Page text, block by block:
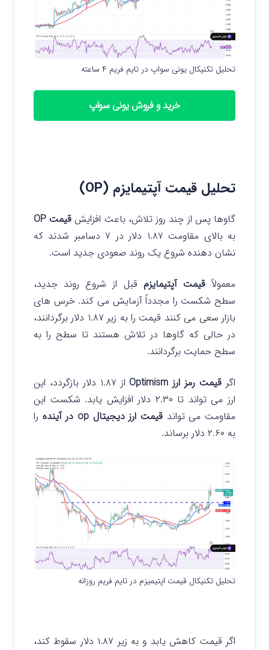
تحلیل تکنیکال یونی سواپ در تایم فریم ۴ ساعته
خرید و فروش یونی سواپ
تحلیل قیمت آپتیمایزم (OP)
گاوها پس از چند روز تلاش، باعث افزایش قیمت OP
به بالای مقاومت ۱.۸۷ دلار در ۷ دسامبر شدند که
نشان دهنده شروع یک روند صعودی جدید است.
معمولاًقیمت آپتیمایزم قبل از شروع روند جدید،
سطح شکست را مجدداً آزمایش می کند. خرس های
بازار سعی می کنند قیمت را به زیر ۱.۸۷ دلار برگردانند،
در حالی که گاوها در تلاش هستند تا سطح را به
سطح حمایت برگردانند.
اگر قیمت رمز ارز Optimism
از ۱.۸۷ دلار بازگردد، این
ارز می تواند تا ۲.۳۰ دلار افزایش یابد. شکست این
مقاومت می تواند قیمت ارز دیجیتال op در آینده
را
به ۲.۶۰ دلار برساند.
تحلیل تکنیکال قیمت اپتیمیزم در تایم فریم روزانه
اگر قیمت کاهش یابد و به زیر ۱.۸۷ دلار سقوط کند،